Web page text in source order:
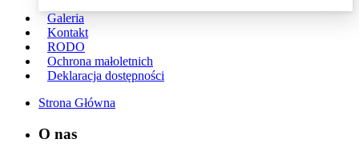
Galeria
Kontakt
RODO
Ochrona małoletnich
Deklaracja dostępności
Strona Główna
O nas